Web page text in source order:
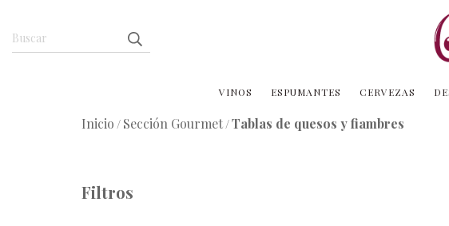
VINOS ESPUMANTES CERVEZAS
Inicio / Sección Gourmet/Tablas de quesos y fiambres
Filtros